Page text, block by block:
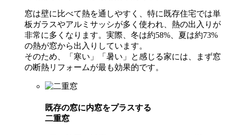
窓は壁に比べて熱を通しやすく、特に既存住宅では単
板ガラスやアルミサッシが多く使われ、熱の出入りが
非常に多くなります。実際、冬は約58%、夏は約73%
の熱が窓から出入りしています。
そのため、「寒い」「暑い」と感じる家には、まず窓
の断熱リフォームが最も効果的です。
既存の窓に内窓をプラスする
二重窓